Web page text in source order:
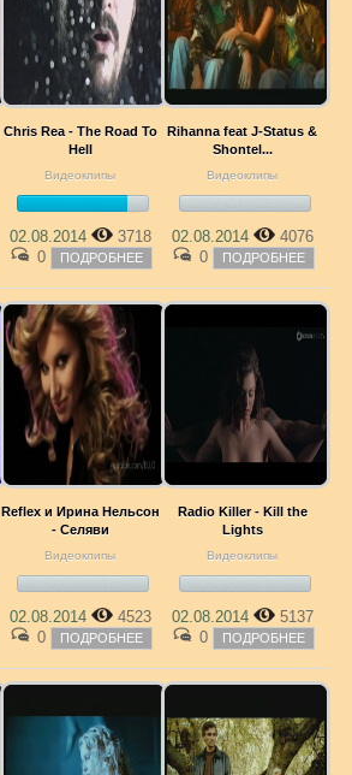
Chris Rea - The Road To
Hell
Видеоклипы
02.08.2014
3718
0
ПОДРОБНЕЕ
Rihanna feat J-Status &
Shontel...
Видеоклипы
02.08.2014
4076
0
ПОДРОБНЕЕ
Reflex и Ирина Нельсон
- Селяви
Видеоклипы
02.08.2014
4523
0
ПОДРОБНЕЕ
Radio Killer - Kill the
Lights
Видеоклипы
02.08.2014
5137
0
ПОДРОБНЕЕ